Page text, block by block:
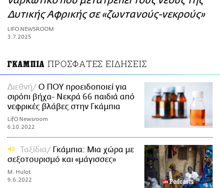
ΑΜΠΑ
PRINT
Δυτικής Αφρικής σε «ζωντανούς-νεκρούς»
LIFO NEWSROOM
3.7.2025
ΓΚΑΜΠΙΑ ΠΡΟΣΦΑΤΕΣ ΕΙΔΗΣΕΙΣ
Διεθνή
Ο ΠΟΥ προειδοποιεί για
σιρόπι βήχα- Νεκρά 66 παιδιά από
νεφρικές βλάβες στην Γκάμπια
LifO Newsroom
6.10.2022
Ταξίδια
Γκάμπια: Μια χώρα με
σεξοτουρισμό και «μάγισσες»
M. Hulot
9.6.2022